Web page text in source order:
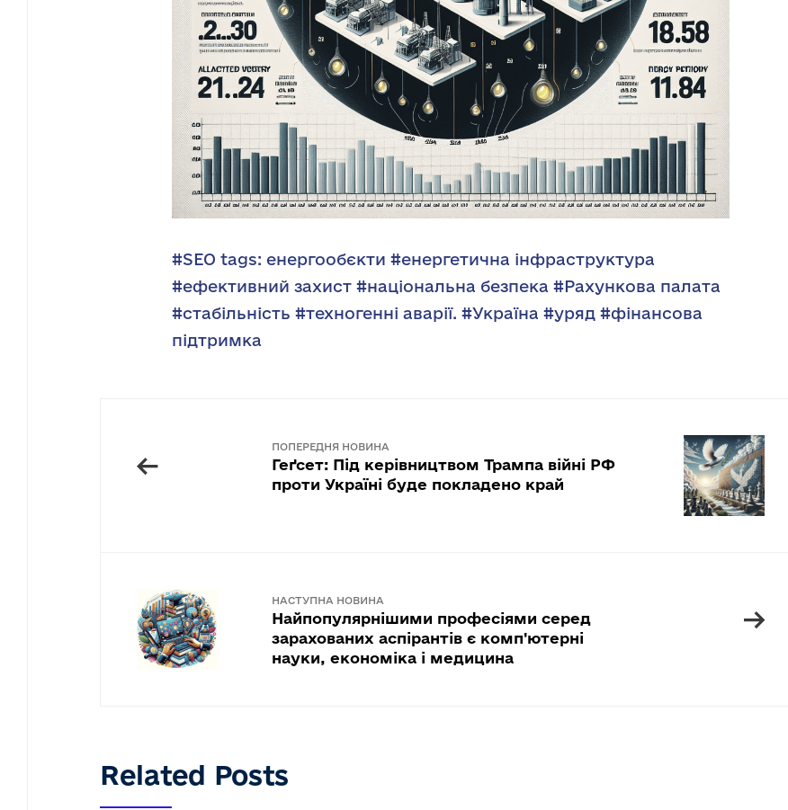
#SEO tags: енергообєкти #енергетична інфраструктура
#ефективний захист #національна безпека #Рахункова палата
#стабільність #техногенні аварії. #Україна #уряд #фінансова
підтримка
←
ПОПЕРЕДНЯ НОВИНА
Геґсет: Під керівництвом Трампа війні РФ
проти Україні буде покладено край
→
НАСТУПНА НОВИНА
Найпопулярнішими професіями серед
зарахованих аспірантів є комп'ютерні
науки, економіка і медицина
Related Posts